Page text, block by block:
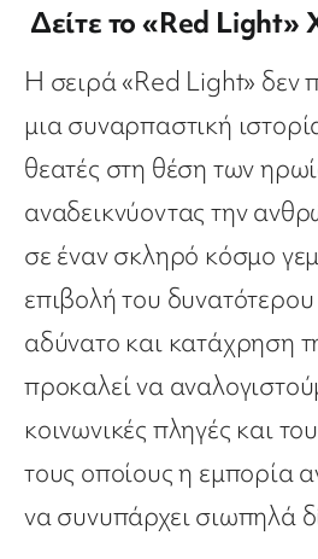
Δείτε το «Red
Η σειρά «Red Light» δεν
μια συναρπαστική
θεατές στη θέση των
αναδεικνύοντας την
σε έναν σκληρό κόσμο
επιβολή του
αδύνατο και κατάχρηση
προκαλεί να
κοινωνικές πληγές και
τους οποίους η εμπορία
να συνυπάρχει σιωπηλά